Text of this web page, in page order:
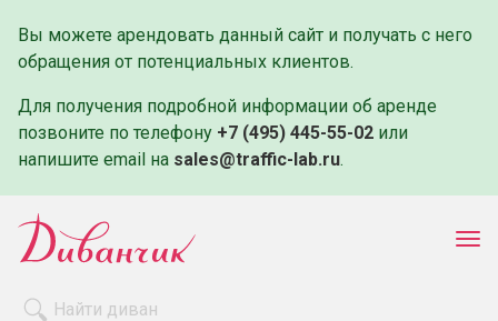
Вы можете арендовать данный сайт и получать с него
обращения от потенциальных клиентов.
Для получения подробной информации об аренде
позвоните по телефону +7 (495) 445-55-02 или
напишите email на sales@traffic-lab.ru.